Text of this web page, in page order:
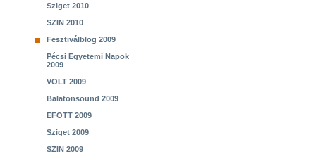
Sziget 2010
SZIN 2010
Fesztiválblog 2009
Pécsi Egyetemi Napok
2009
VOLT 2009
Balatonsound 2009
EFOTT 2009
Sziget 2009
SZIN 2009